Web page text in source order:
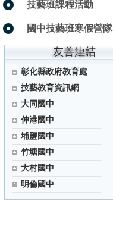
技藝班課程活動
國中技藝班寒假營隊
彰化縣政府教育處
技藝教育資訊網
大同國中
伸港國中
埔鹽國中
竹塘國中
大村國中
明倫國中